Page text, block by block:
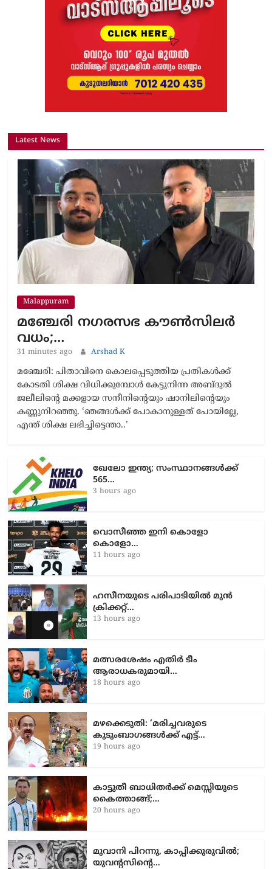
Latest News
Malappuram
മഞ്ചേരി നഗരസഭ കൗൺസിലർ
വധം;…
31 minutes ago Arshad K
മഞ്ചേരി: പിതാവിനെ കൊലപ്പെടുത്തിയ പ്രതികൾക്ക്
കോടതി ശിക്ഷ വിധിക്കുമ്പോൾ കേട്ടുനിന്ന അബ്ദുൽ
ജലീലിന്റെ മക്കളായ സനീനിന്റെയും ഷാനിലിന്റെയും
കണ്ണുനിറഞ്ഞു. ‘ഞങ്ങൾക്ക് പോകാനുള്ളത് പോയില്ലേ,
എന്ത് ശിക്ഷ ലഭിച്ചിട്ടെന്താ..’
ഖേലോ ഇന്ത്യ; സംസ്ഥാനങ്ങൾക്ക്
565…
3 hours ago
വൊസീഞ്ഞ ഇനി കൊളോ
കൊളോ…
11 hours ago
ഹസീനയുടെ പരിപാടിയിൽ മുൻ
ക്രിക്കറ്റ്…
13 hours ago
മത്സരശേഷം എതിർ ടീം
ആരാധകരുമായി…
18 hours ago
മഴക്കെടുതി: ‘മരിച്ചവരുടെ
കുടുംബാഗങ്ങൾക്ക് എട്ട്…
19 hours ago
കാട്ടുതീ ബാധിതർക്ക് മെസ്സിയുടെ
കൈത്താങ്ങ്;…
20 hours ago
മുവാനി പിറന്നു, കാപ്പിക്കുരുവിൽ;
യുവന്റസിന്റെ…